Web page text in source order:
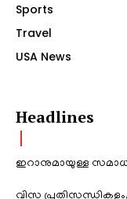
Sports
Travel
USA News
Headlines
ഇറാനുമായുള്ള
വിസ